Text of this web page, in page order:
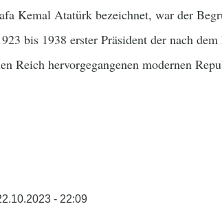
Kemal Atatürk bezeichnet, war der
bis 1938 erster Präsident der nach dem
Reich hervorgegangenen modernen
- 22:09